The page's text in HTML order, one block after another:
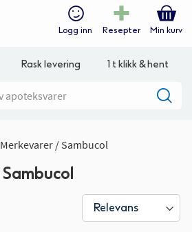
Logg inn Resepter Min kurv
Rask levering 1 t klikk & hent
Merkevarer Sambucol
Sambucol